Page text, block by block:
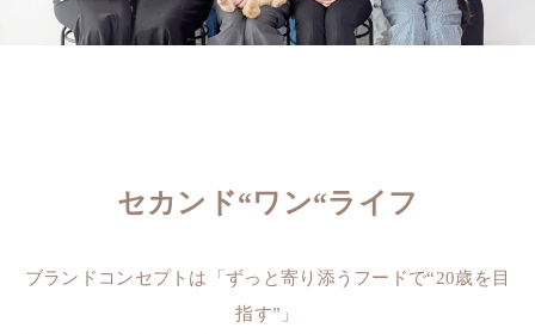
セカンド“ワン“ライフ
ブランドコンセプトは「ずっと寄り添うフードで“20歳を目
指す”」